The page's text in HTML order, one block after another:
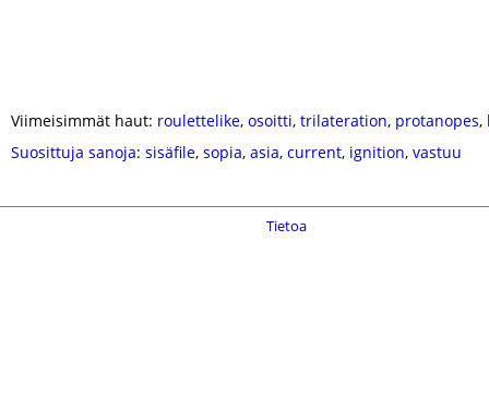
Viimeisimmät haut: roulettelike, osoitti, trilateration, protanopes,
Suosittuja sanoja: sisäfile, sopia, asia, current, ignition, vastuu
Tietoa